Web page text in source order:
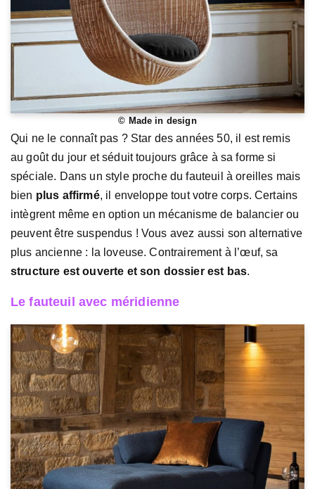
© Made in design
Qui ne le connaît pas ? Star des années 50, il est remis
au goût du jour et séduit toujours grâce à sa forme si
spéciale. Dans un style proche du fauteuil à oreilles mais
bien plus affirmé, il enveloppe tout votre corps. Certains
intègrent même en option un mécanisme de balancier ou
peuvent être suspendus ! Vous avez aussi son alternative
plus ancienne : la loveuse. Contrairement à l’œuf, sa
structure est ouverte et son dossier est bas.
Le fauteuil avec méridienne